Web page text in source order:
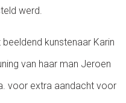
werd.
kunstenaar Karin
van haar man Jeroen
voor extra aandacht voor